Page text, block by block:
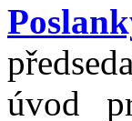
úvod